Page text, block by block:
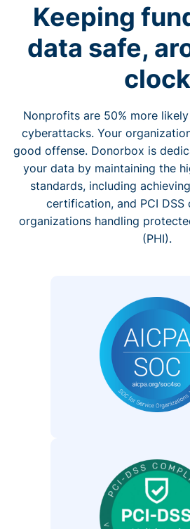
Keeping
data safe,
clock
Nonprofits are 50% more
cyberattacks. Your
good offense. Donorbox is
your data by maintaining the
standards, including
certification, and PCI
organizations handling
(PHI).